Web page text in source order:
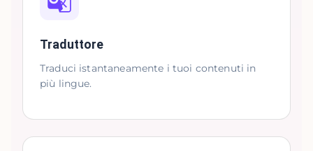
Traduttore
Traduci istantaneamente i tuoi contenuti in
più lingue.